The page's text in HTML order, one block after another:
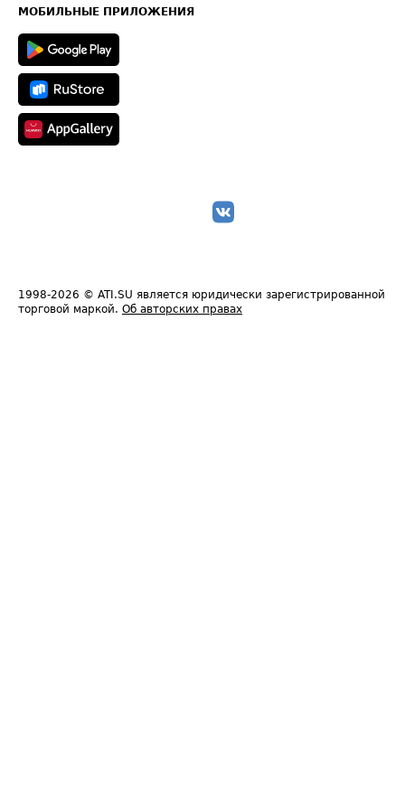
Техническая информация
МОБИЛЬНЫЕ ПРИЛОЖЕНИЯ
1998-2026 © ATI.SU является юридически зарегистрированной
торговой маркой. Об авторских правах